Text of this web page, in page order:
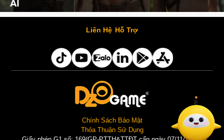
AI
Cùng đến với những hình ảnh Lala Croft của Tomb Raider dưới nét vẽ của AI. Một cô nàng xinh đẹp, nóng bỏng nhưng cũng rắn rỏi và mạnh mẽ.
Liên Hệ Hỗ Trợ
Chính Sách Bảo Mật
Thỏa Thuận Sử Dụng